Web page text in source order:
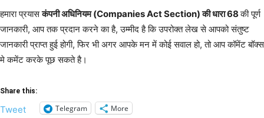
हमारा प्रयासकंपनी अधिनियम (Companies Act Section) की धारा 68की पूर्ण
जानकारी, आप तक प्रदान करने का है, उम्मीद है कि उपरोक्त लेख से आपको संतुष्ट
जानकारी प्राप्त हुई होगी, फिर भी अगर आपके मन में कोई सवाल हो, तो आप कॉमेंट बॉक्स
मे कमेंट करके पूछ सकते है।
Share this:
Tweet Telegram More